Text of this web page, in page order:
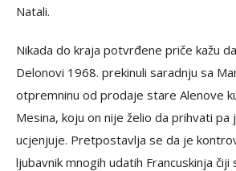
Natali.
Nikada do kraja potvrđene priče kažu
Delonovi 1968. prekinuli saradnju sa
otpremninu od prodaje stare Alenove
Mesina, koju on nije želio da prihvati pa
ucjenjuje. Pretpostavlja se da je
ljubavnik mnogih udatih Francuskinja čiji